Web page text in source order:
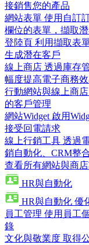
接銷售您的產品
網站表單 使用自訂
欄位的表單，擷取
登陸頁 利用擷取表
生成潛在客戶
線上商店 透過庫存
幅度提高電子商務
行動網站與線上商店
的客戶管理
網站Widget 啟用
接受回電請求
線上行銷工具 透過
銷自動化、CRM整
查看所有網站與商
HR與自動化
HR與自動化 優
員工管理 使用員工
錄
文化與敬業度 取得